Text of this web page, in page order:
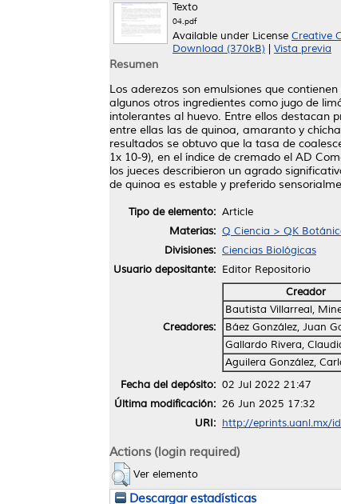
Texto
04.pdf
Available under License Creative
Download (370kB)
Vista previa
Resumen
Los aderezos son emulsiones que
algunos otros ingredientes como jugo de
intolerantes al huevo. Entre ellos destacan
entre ellas las de quinoa, amaranto y
resultados se obtuvo que la tasa de
1x 10-9), en el índice de cremado el AD
los jueces describieron un agrado
de quinoa es estable y preferido
Tipo de elemento: Article
Materias: Q Ciencia > QK
Divisiones: Ciencias Biológicas
Usuario depositante: Editor Repositorio
Creadores:
Creador
Bautista Villarreal,
Báez González, Juan
Gallardo Rivera,
Aguilera González,
Fecha del depósito: 02 Jul 2022 21:47
Última modificación: 26 Jun 2025 17:32
URI: http://eprints.uanl.mx/
Actions (login required)
Ver elemento
Descargar estadísticas